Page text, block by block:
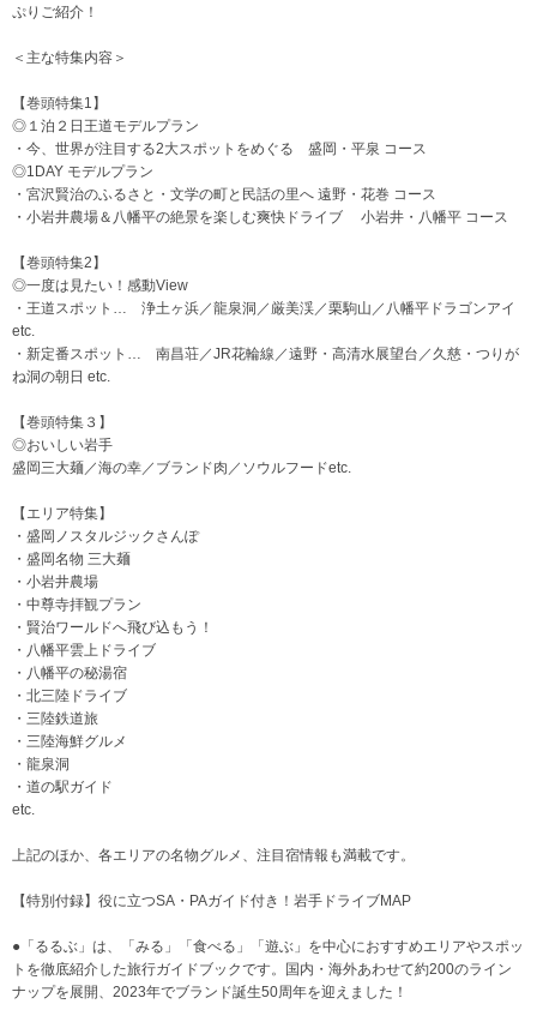
ぷりご紹介！
＜主な特集内容＞
【巻頭特集1】
◎１泊２日王道モデルプラン
・今、世界が注目する2大スポットをめぐる 盛岡・平泉 コース
◎1DAY モデルプラン
・宮沢賢治のふるさと・文学の町と民話の里へ 遠野・花巻 コース
・小岩井農場＆八幡平の絶景を楽しむ爽快ドライブ 小岩井・八幡平 コース
【巻頭特集2】
◎一度は見たい！感動View
・王道スポット… 浄土ヶ浜／龍泉洞／厳美渓／栗駒山／八幡平ドラゴンアイ
etc.
・新定番スポット… 南昌荘／JR花輪線／遠野・高清水展望台／久慈・つりが
ね洞の朝日 etc.
【巻頭特集３】
◎おいしい岩手
盛岡三大麺／海の幸／ブランド肉／ソウルフードetc.
【エリア特集】
・盛岡ノスタルジックさんぽ
・盛岡名物 三大麺
・小岩井農場
・中尊寺拝観プラン
・賢治ワールドへ飛び込もう！
・八幡平雲上ドライブ
・八幡平の秘湯宿
・北三陸ドライブ
・三陸鉄道旅
・三陸海鮮グルメ
・龍泉洞
・道の駅ガイド
etc.
上記のほか、各エリアの名物グルメ、注目宿情報も満載です。
【特別付録】役に立つSA・PAガイド付き！岩手ドライブMAP
●「るるぶ」は、「みる」「食べる」「遊ぶ」を中心におすすめエリアやスポッ
トを徹底紹介した旅行ガイドブックです。国内・海外あわせて約200のライン
ナップを展開、2023年でブランド誕生50周年を迎えました！